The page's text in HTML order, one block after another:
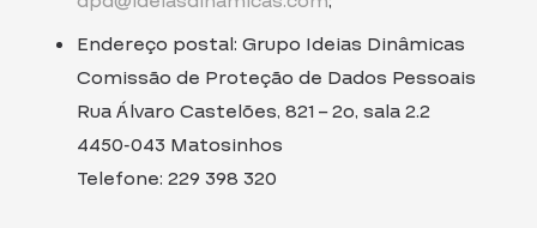
Endereço postal: Grupo Ideias Dinâmicas
Comissão de Proteção de Dados Pessoais
Rua Álvaro Castelões, 821 – 2o, sala 2.2
4450-043 Matosinhos
Telefone: 229 398 320